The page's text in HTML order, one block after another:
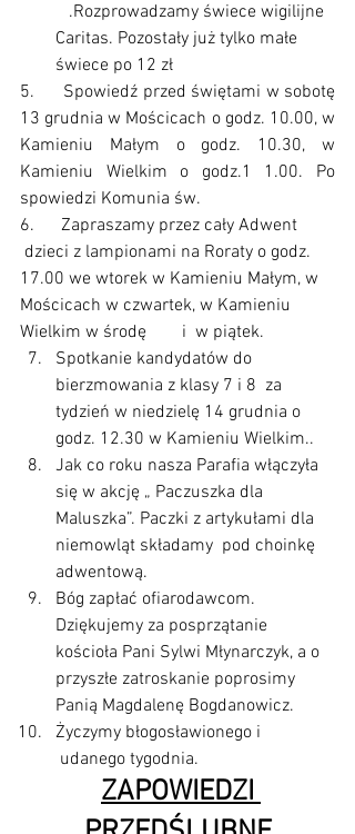
.Rozprowadzamy świece wigilijne
Caritas. Pozostały już tylko małe
świece po 12 zł
5.      Spowiedź przed świętami w sobotę
13 grudnia w Mościcach o godz. 10.00, w
Kamieniu Małym o godz. 10.30, w
Kamieniu Wielkim o godz.1 1.00. Po
spowiedzi Komunia św.
6.      Zapraszamy przez cały Adwent
dzieci z lampionami na Roraty o godz.
17.00 we wtorek w Kamieniu Małym, w
Mościcach w czwartek, w Kamieniu
Wielkim w środę        i  w piątek.
Spotkanie kandydatów do
bierzmowania z klasy 7 i 8  za
tydzień w niedzielę 14 grudnia o
godz. 12.30 w Kamieniu Wielkim..
Jak co roku nasza Parafia włączyła
się w akcję „ Paczuszka dla
Maluszka”. Paczki z artykułami dla
niemowląt składamy  pod choinkę
adwentową.
Bóg zapłać ofiarodawcom.
Dziękujemy za posprzątanie
kościoła Pani Sylwi Młynarczyk, a o
przyszłe zatroskanie poprosimy
Panią Magdalenę Bogdanowicz.
Życzymy błogosławionego i
udanego tygodnia.
ZAPOWIEDZI